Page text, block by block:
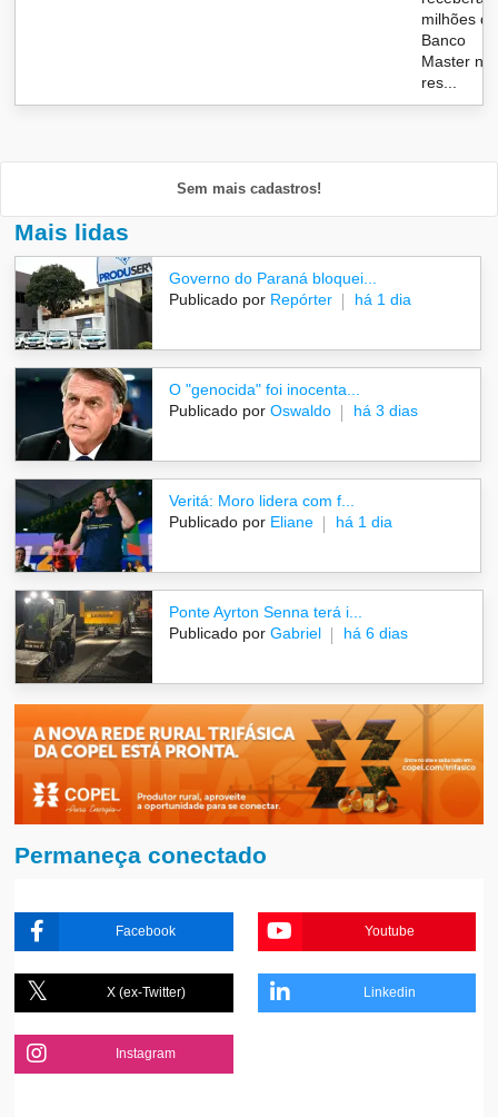
milhões do
Banco
Master
res...
Sem mais cadastros!
Mais lidas
Governo do Paraná bloquei...
Publicado por Repórter há 1 dia
O "genocida" foi inocenta...
Publicado por Oswaldo há 3 dias
Veritá: Moro lidera com f...
Publicado por Eliane há 1 dia
Ponte Ayrton Senna terá i...
Publicado por Gabriel há 6 dias
Permaneça conectado
Facebook Youtube
X (ex-Twitter) Linkedin
Instagram